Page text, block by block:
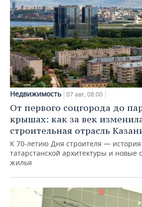
Недвижимость 07 авг, 08:00
От первого соцгорода до
крышах: как за век
строительная отрасль
К 70-летию Дня строителя — история
татарстанской архитектуры и новые
жилья